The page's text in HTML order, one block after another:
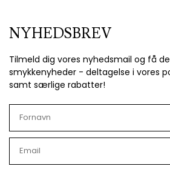
NYHEDSBREV
Tilmeld dig vores nyhedsmail og få
smykkenyheder - deltagelse i vores
samt særlige rabatter!